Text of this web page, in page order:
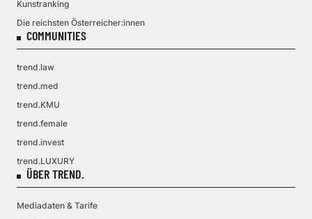
Kunstranking
Die reichsten Österreicher:innen
COMMUNITIES
trend.law
trend.med
trend.KMU
trend.female
trend.invest
trend.LUXURY
ÜBER TREND.
Mediadaten & Tarife